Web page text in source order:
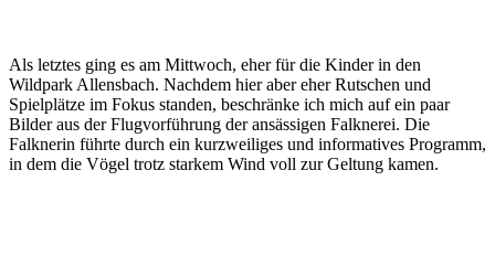
Als letztes ging es am Mittwoch, eher für die Kinder in den
Wildpark Allensbach. Nachdem hier aber eher Rutschen und
Spielplätze im Fokus standen, beschränke ich mich auf ein paar
Bilder aus der Flugvorführung der ansässigen Falknerei. Die
Falknerin führte durch ein kurzweiliges und informatives Programm,
in dem die Vögel trotz starkem Wind voll zur Geltung kamen.